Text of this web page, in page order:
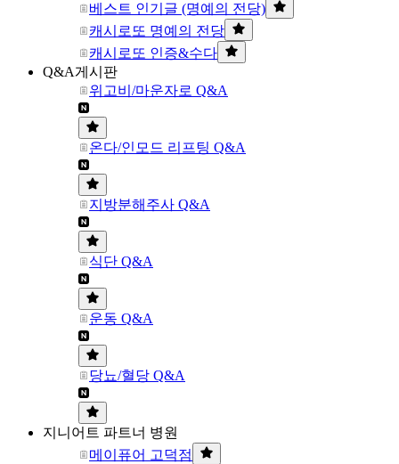
베스트 인기글 (명예의 전당)
캐시로또 명예의 전당
캐시로또 인증&수다
Q&A게시판
위고비/마운자로 Q&A
온다/인모드 리프팅 Q&A
지방분해주사 Q&A
식단 Q&A
운동 Q&A
당뇨/혈당 Q&A
지니어트 파트너 병원
메이퓨어 고덕점